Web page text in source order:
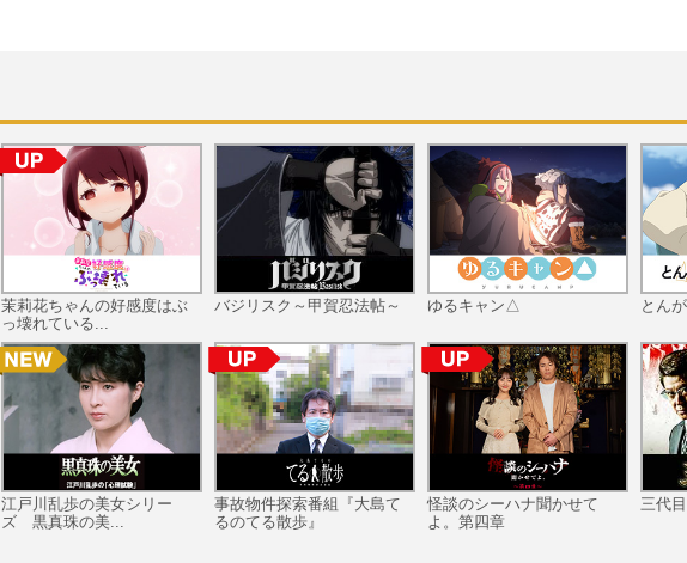
茉莉花ちゃんの好感度はぶ
っ壊れている...
江戸川乱歩の美女シリー
ズ 黒真珠の美...
バジリスク～甲賀忍法帖～
事故物件探索番組『大島て
るのてる散歩』
ゆるキャン△
怪談のシーハナ聞かせて
よ。第四章
とん
三代